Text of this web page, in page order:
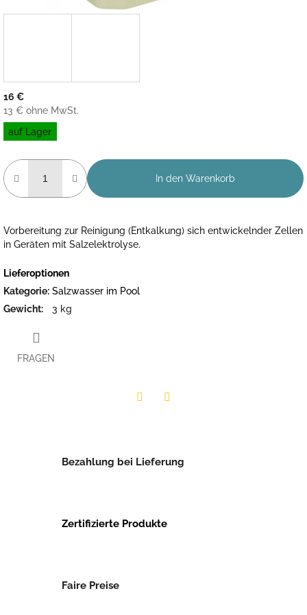
16 €
13 € ohne MwSt.
Verkaufspreis:
auf Lager
In den Warenkorb
Vorbereitung zur Reinigung (Entkalkung) sich entwickelnder Zellen
in Geräten mit Salzelektrolyse.
Lieferoptionen
Kategorie: Salzwasser im Pool
Gewicht: 3 kg
FRAGEN
Bezahlung bei Lieferung
Zertifizierte Produkte
Faire Preise